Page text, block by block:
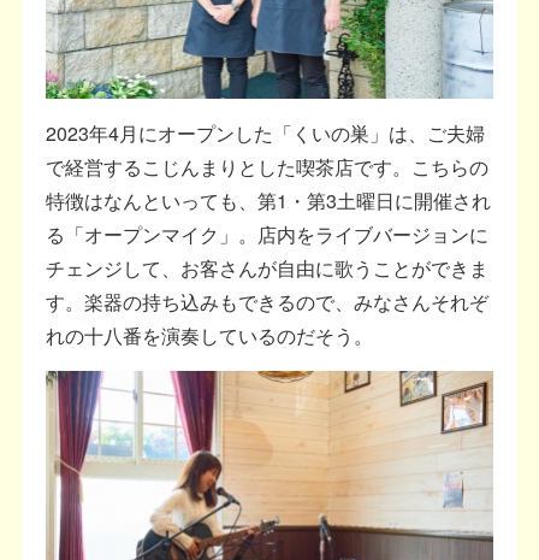
2023年4月にオープンした「くいの巣」は、ご夫婦
で経営するこじんまりとした喫茶店です。こちらの
特徴はなんといっても、第1・第3土曜日に開催され
る「オープンマイク」。店内をライブバージョンに
チェンジして、お客さんが自由に歌うことができま
す。楽器の持ち込みもできるので、みなさんそれぞ
れの十八番を演奏しているのだそう。